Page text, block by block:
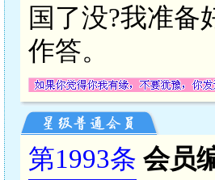
国了没?我准
作答。
第1993条 会员